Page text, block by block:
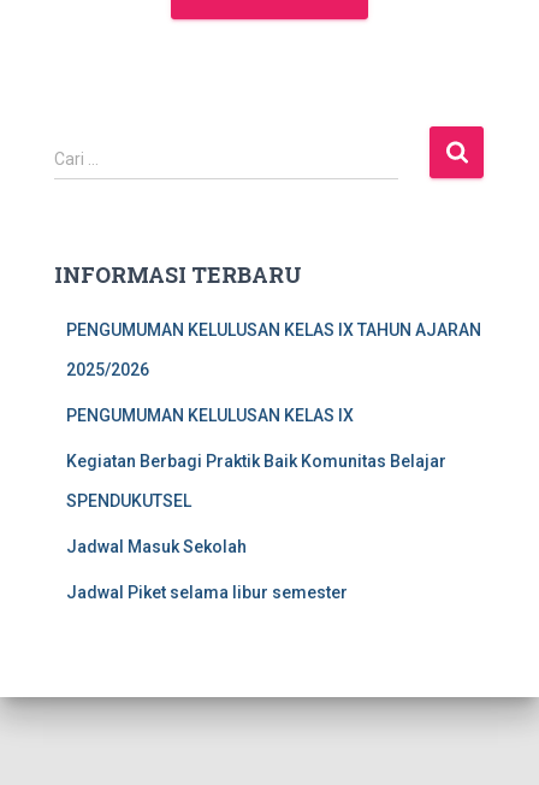
C
a
n
Cari …
INFORMASI TERBARU
PENGUMUMAN KELULUSAN KELAS IX TAHUN AJARAN
2025/2026
PENGUMUMAN KELULUSAN KELAS IX
Kegiatan Berbagi Praktik Baik Komunitas Belajar
SPENDUKUTSEL
Jadwal Masuk Sekolah
Jadwal Piket selama libur semester